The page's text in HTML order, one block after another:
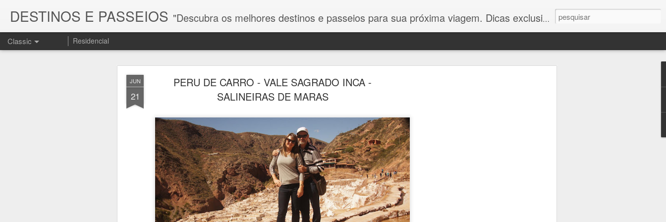
JUN
21
PERU DE CARRO - VALE SAGRADO INCA -
SALINEIRAS DE MARAS
DESTINOS E PASSEIOS "Descubra os melhores destinos e passeios para sua próxima viagem. Dicas exclusivas, roteiros detalhados e guias completos para você viajar com economia e conforto. Confira!"
Classic Residencial
ZÁMEC SYCHROV - CASTELO DE SYCHROV
ZÁMEC SYCHROV - CASTELO DE SYCHROV